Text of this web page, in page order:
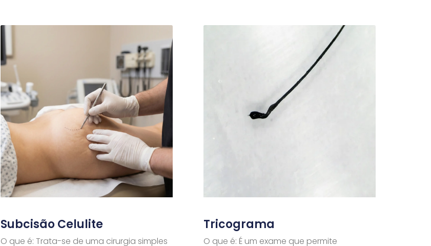
Subcisão Celulite
O que é: Trata-se de uma cirurgia simples
Tricograma
O que é: É um exame que permite